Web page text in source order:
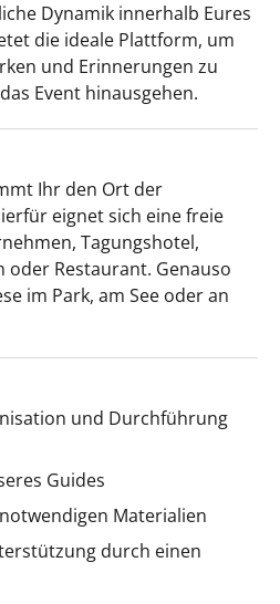
Dynamik innerhalb Eures
die ideale Plattform, um
und Erinnerungen zu
Event hinausgehen.
Ihr den Ort der
eignet sich eine freie
Tagungshotel,
Restaurant. Genauso
im Park, am See oder an
und Durchführung
Guides
Materialien
durch einen